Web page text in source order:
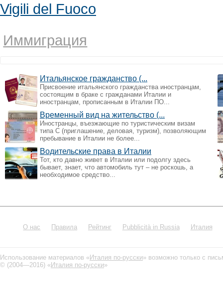
Vigili del Fuoco
Иммиграция
Итальянское гражданство (...
Присвоение итальянского гражданства иностранцам,
состоящим в браке с гражданами Италии и
иностранцам, прописанным в Италии ПО...
Временный вид на жительство (...
Иностранцы, въезжающие по туристическим визам
типа С (приглашение, деловая, туризм), позволяющим
пребывание в Италии не более...
Водительские права в Италии
Тот, кто давно живет в Италии или подолгу здесь
бывает, знает, что автомобиль тут – не роскошь, а
необходимое средство...
О нас Правила Рейтинг Pubblicità in Russia Италия
Использование материалов «Италия по-русски» возможно только с
© (2004—2016) «Италия по-русски»